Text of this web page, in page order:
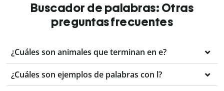
Buscador de palabras: Otras
preguntas frecuentes
¿Cuáles son animales que terminan en e?
¿Cuáles son ejemplos de palabras con l?